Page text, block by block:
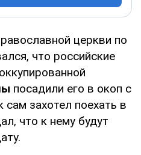
церкви по
что российские
посадили его в окоп с
захотел поехать в
что к нему будут